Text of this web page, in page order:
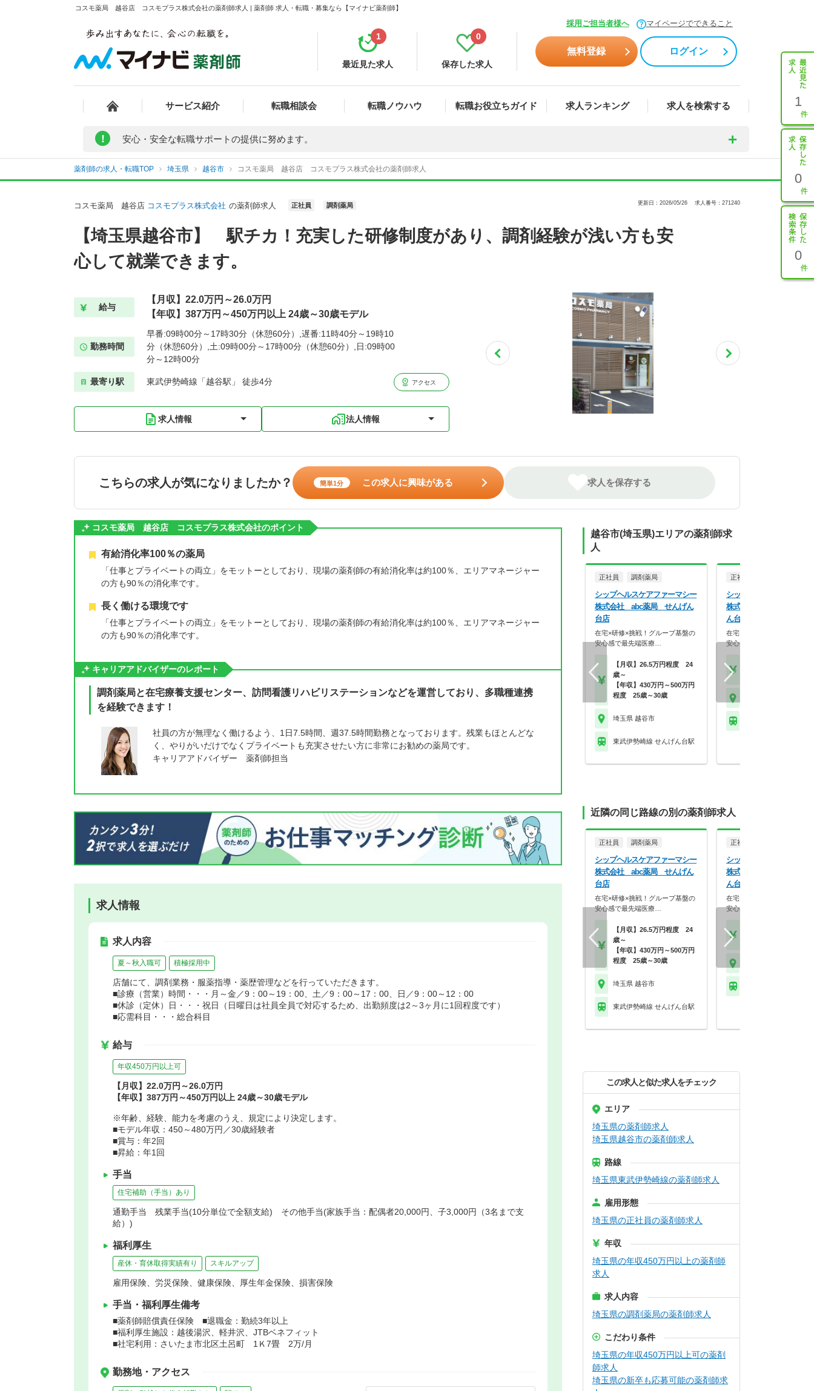
コスモ薬局 越谷店 コスモプラス株式会社の薬剤師求人 | 薬剤師 求人・転職・募集なら【マイナビ薬剤師】
採用ご担当者様へ マイページでできること
最近見た求人
1
保存した求人
0
無料登録 ログイン
サービス紹介 転職相談会 転職ノウハウ 転職お役立ちガイド 求人ランキング 求人を検索する 1
0
0
! 安心・安全な転職サポートの提供に努めます。
薬剤師の求人・転職TOP 埼玉県 越谷市 コスモ薬局 越谷店 コスモプラス株式会社の薬剤師求人
コスモ薬局 越谷店 コスモプラス株式会社 の薬剤師求人 正社員 調剤薬局 更新日：2026/05/26 求人番号：271240
【埼玉県越谷市】 駅チカ！充実した研修制度があり、調剤経験が浅い方も安
心して就業できます。
給与
【月収】22.0万円～26.0万円
【年収】387万円～450万円以上 24歳～30歳モデル
勤務時間
早番:09時00分～17時30分（休憩60分）,遅番:11時40分～19時10
分（休憩60分）,土:09時00分～17時00分（休憩60分）,日:09時00
分～12時00分
最寄り駅 東武伊勢崎線「越谷駅」 徒歩4分 アクセス
求人情報 法人情報
こちらの求人が気になりましたか？ 簡単1分 この求人に興味がある 求人を保存する
コスモ薬局 越谷店 コスモプラス株式会社のポイント
有給消化率100％の薬局
「仕事とプライベートの両立」をモットーとしており、現場の薬剤師の有給消化率は約100％、エリアマネージャー
の方も90％の消化率です。
長く働ける環境です
「仕事とプライベートの両立」をモットーとしており、現場の薬剤師の有給消化率は約100％、エリアマネージャー
の方も90％の消化率です。
キャリアアドバイザーのレポート
調剤薬局と在宅療養支援センター、訪問看護リハビリステーションなどを運営しており、多職種連携
を経験できます！
社員の方が無理なく働けるよう、1日7.5時間、週37.5時間勤務となっております。残業もほとんどな
く、やりがいだけでなくプライベートも充実させたい方に非常にお勧めの薬局です。
キャリアアドバイザー 薬剤師担当
求人情報
求人内容
夏～秋入職可 積極採用中
店舗にて、調剤業務・服薬指導・薬歴管理などを行っていただきます。
■診療（営業）時間・・・月～金／9：00～19：00、土／9：00～17：00、日／9：00～12：00
■休診（定休）日・・・祝日（日曜日は社員全員で対応するため、出勤頻度は2～3ヶ月に1回程度です）
■応需科目・・・総合科目
給与
年収450万円以上可
【月収】22.0万円～26.0万円
【年収】387万円～450万円以上 24歳～30歳モデル
※年齢、経験、能力を考慮のうえ、規定により決定します。
■モデル年収：450～480万円／30歳経験者
■賞与：年2回
■昇給：年1回
手当
住宅補助（手当）あり
通勤手当 残業手当(10分単位で全額支給) その他手当(家族手当：配偶者20,000円、子3,000円（3名まで支
給）)
福利厚生
産休・育休取得実績有り スキルアップ
雇用保険、労災保険、健康保険、厚生年金保険、損害保険
手当・福利厚生備考
■薬剤師賠償責任保険 ■退職金：勤続3年以上
■福利厚生施設：越後湯沢、軽井沢、JTBベネフィット
■社宅利用：さいたま市北区土呂町 1Ｋ7畳 2万/月
勤務地・アクセス
越谷市(埼玉県)エリアの薬剤師求
人
正社員 調剤薬局
シップヘルスケアファーマシー
株式会社 abc薬局 せんげん
台店
在宅×研修×挑戦！グループ基盤の
安心感で最先端医療…
【月収】26.5万円程度 24
歳～
【年収】430万円～500万円
程度 25歳～30歳
埼玉県 越谷市
東武伊勢崎線 せんげん台駅
正社員
シップヘルスケアファー
株式会社 レモン薬局 せ
ん台店
在宅×研修×挑戦！グループ
安心感で最先端医療…
近隣の同じ路線の別の薬剤師求人
正社員 調剤薬局
シップヘルスケアファーマシー
株式会社 abc薬局 せんげん
台店
在宅×研修×挑戦！グループ基盤の
安心感で最先端医療…
【月収】26.5万円程度 24
歳～
【年収】430万円～500万円
程度 25歳～30歳
埼玉県 越谷市
東武伊勢崎線 せんげん台駅
正社員
シップヘルスケアファー
株式会社 レモン薬局 せ
ん台店
在宅×研修×挑戦！グループ
安心感で最先端医療…
この求人と似た求人をチェック
エリア
埼玉県の薬剤師求人
埼玉県越谷市の薬剤師求人
路線
埼玉県東武伊勢崎線の薬剤師求人
雇用形態
埼玉県の正社員の薬剤師求人
年収
埼玉県の年収450万円以上の薬剤師
求人
求人内容
埼玉県の調剤薬局の薬剤師求人
こだわり条件
埼玉県の年収450万円以上可の薬剤
師求人
埼玉県の新卒も応募可能の薬剤師求